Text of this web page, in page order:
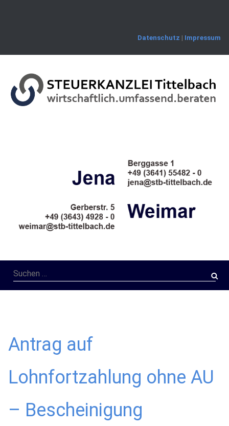
Datenschutz | Impressum
Suchen
Antrag auf
Lohnfortzahlung ohne AU
– Bescheinigung